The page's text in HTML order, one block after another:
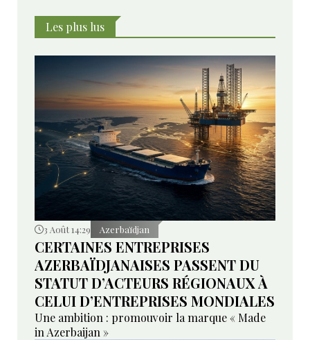
Les plus lus
3 Août 14:29 Azerbaïdjan
CERTAINES ENTREPRISES
AZERBAÏDJANAISES PASSENT DU
STATUT D’ACTEURS RÉGIONAUX À
CELUI D’ENTREPRISES MONDIALES
Une ambition : promouvoir la marque « Made
in Azerbaijan »